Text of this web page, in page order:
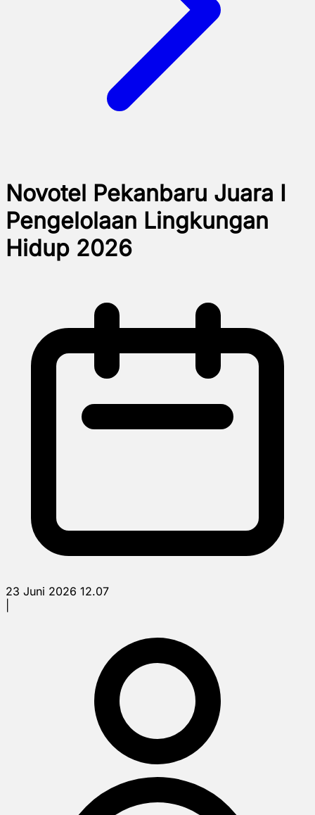
Novotel Pekanbaru Juara I
Pengelolaan Lingkungan
Hidup 2026
23 Juni 2026 12.07